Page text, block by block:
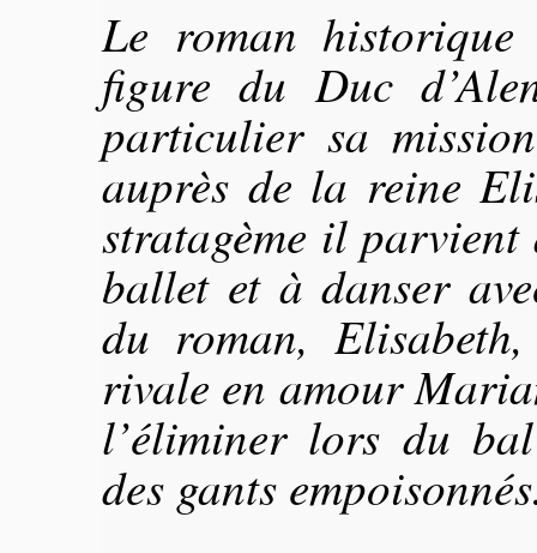
Le roman
figure du Duc
particulier sa
auprès de la reine
stratagème il
ballet et à danser
du roman,
rivale en amour
l’éliminer lors du
des gants